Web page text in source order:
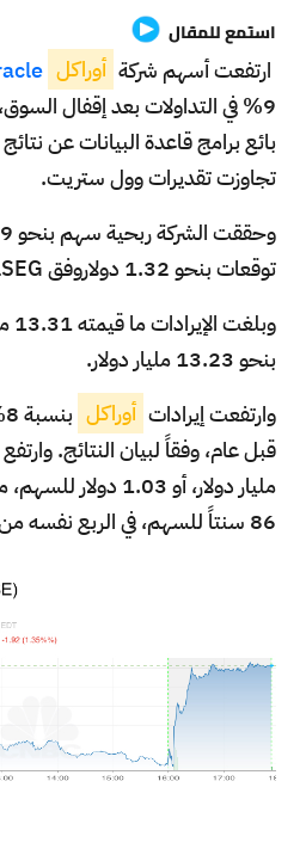
استمع للمقال
ارتفعت أسهم شركة أوراكل
9% في التداولات بعد إقفال
بائع برامج قاعدة البيانات عن نتائج
تجاوزت تقديرات وول ستريت.
توقعات بنحو 1.32 دولاروفق LSEG.
بنحو 13.23 مليار دولار.
وارتفعت إيرادات أوراكل
86 سنتاً للسهم، في الربع نفسه من العام الماضي.